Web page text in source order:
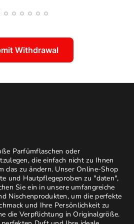
Withdrawal
Parfümflaschen oder
die einfach nicht zu Ihnen
das zu ändern. Unser Online-Shop
und Hautpflegeproben zu "daten",
Sie ein in unsere umfangreiche
Nischenprodukten, um die perfekte
und Ihre Persönlichkeit zu
die Verpflichtung in Originalgröße.